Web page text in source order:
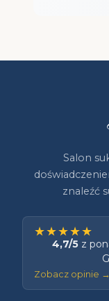
Salon
znaleźć
★★★★★
4,7/5 z
Zobacz opinie →